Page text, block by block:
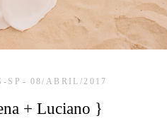
SP 08/ABRIL/2017
+ Luciano }